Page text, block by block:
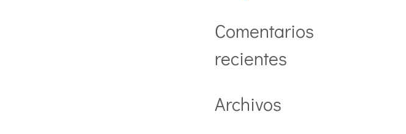
Comentarios
recientes
Archivos